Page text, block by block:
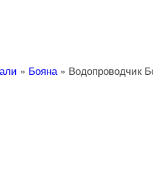
» Бояна» Водопроводчик